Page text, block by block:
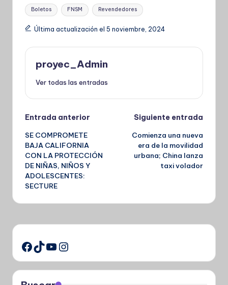
Etiquetas:
Boletos FNSM Revendedores
Última actualización el 5 noviembre, 2024
proyec_Admin
Ver todas las entradas
Navegación
de
entradas
Entrada anterior
SE COMPROMETE
BAJA CALIFORNIA
CON LA PROTECCIÓN
DE NIÑAS, NIÑOS Y
ADOLESCENTES:
SECTURE
Siguiente entrada
Comienza una nueva
era de la movilidad
urbana; China lanza
taxi volador
Facebook
TikTok
YouTube
Instagram